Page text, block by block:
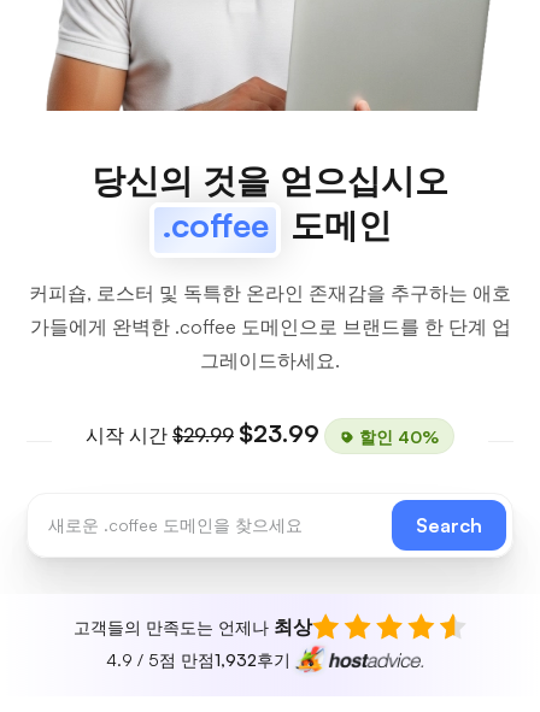
당신의 것을 얻으십시오
.coffee 도메인
커피숍, 로스터 및 독특한 온라인 존재감을 추구하는 애호
가들에게 완벽한 .coffee 도메인으로 브랜드를 한 단계 업
그레이드하세요.
시작 시간 $29.99 $23.99 할인 40%
Search
고객들의 만족도는 언제나 최상
4.9 / 5점 만점1,932후기